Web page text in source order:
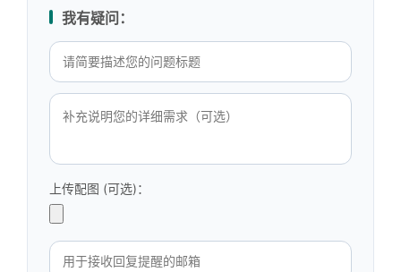
我有疑问：
上传配图 (可选)：